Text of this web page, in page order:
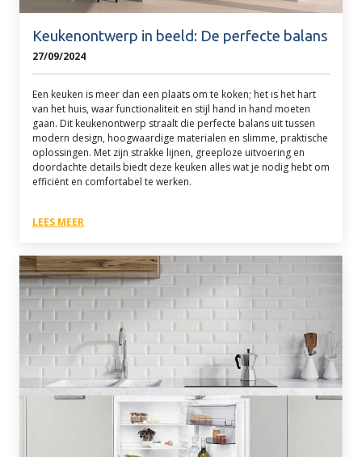
Keukenontwerp in beeld: De perfecte balans
27/09/2024
Een keuken is meer dan een plaats om te koken; het is het hart
van het huis, waar functionaliteit en stijl hand in hand moeten
gaan. Dit keukenontwerp straalt die perfecte balans uit tussen
modern design, hoogwaardige materialen en slimme, praktische
oplossingen. Met zijn strakke lijnen, greeploze uitvoering en
doordachte details biedt deze keuken alles wat je nodig hebt om
efficiënt en comfortabel te werken.
LEES MEER